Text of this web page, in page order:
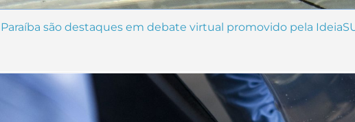
são destaques em debate virtual promovido pela